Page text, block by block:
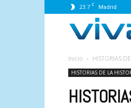
23.7 C Madrid
Inicio HISTORIAS
HISTORIAS DE LA